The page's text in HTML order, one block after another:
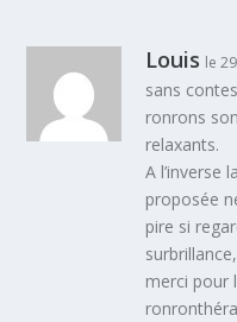
Louis le
sans
ronrons
relaxants.
A l’inverse
proposée
pire si
merci pour